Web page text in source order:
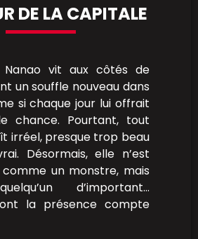
DE LA CAPITALE
Nanao vit aux côtés de
un souffle nouveau dans
si chaque jour lui offrait
chance. Pourtant, tout
irréel, presque trop beau
Désormais, elle n’est
un monstre, mais
d’important…
la présence compte